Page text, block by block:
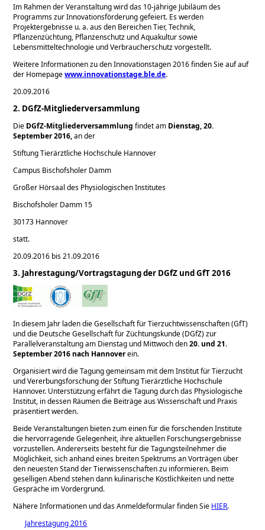
Im Rahmen der Veranstaltung wird das 10-jährige Jubiläum des
Programms zur Innovationsförderung gefeiert. Es werden
Projektergebnisse u. a. aus den Bereichen Tier, Technik,
Pflanzenzüchtung, Pflanzenschutz und Aquakultur sowie
Lebensmitteltechnologie und Verbraucherschutz vorgestellt.
Weitere Informationen zu den Innovationstagen 2016 finden Sie auf auf
der Homepagewww.innovationstage.ble.de.
20.09.2016
2. DGfZ-Mitgliederversammlung
Die DGfZ-Mitgliederversammlung findet am Dienstag, 20.
September 2016,an der
Stiftung Tierärztliche Hochschule Hannover
Campus Bischofsholer Damm
Großer Hörsaal des Physiologischen Institutes
Bischofsholer Damm 15
30173 Hannover
statt.
20.09.2016 bis 21.09.2016
3. Jahrestagung/Vortragstagung der DGfZ und GfT 2016
In diesem Jahr laden die Gesellschaft für Tierzuchtwissenschaften (GfT)
und die Deutsche Gesellschaft für Züchtungskunde (DGfZ) zur
Parallelveranstaltung am Dienstag und Mittwoch den20. und 21.
September 2016 nach Hannoverein.
Organisiert wird die Tagung gemeinsam mit dem Institut für Tierzucht
und Vererbungsforschung der Stiftung Tierärztliche Hochschule
Hannover. Unterstützung erfährt die Tagung durch das Physiologische
Institut, in dessen Räumen die Beiträge aus Wissenschaft und Praxis
präsentiert werden.
Beide Veranstaltungen bieten zum einen für die forschenden Institute
die hervorragende Gelegenheit, ihre aktuellen Forschungsergebnisse
vorzustellen. Andererseits besteht für die Tagungsteilnehmer die
Möglichkeit, sich anhand eines breiten Spektrums an Vorträgen über
den neuesten Stand der Tierwissenschaften zu informieren. Beim
geselligen Abend stehen dann kulinarische Köstlichkeiten und nette
Gespräche im Vordergrund.
Nähere Informationen und das Anmeldeformular finden Sie HIER.
Jahrestagung 2016